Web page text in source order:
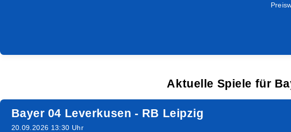
Aktuelle Spiele für
Bayer 04 Leverkusen - RB Leipzig
20.09.2026 13:30 Uhr